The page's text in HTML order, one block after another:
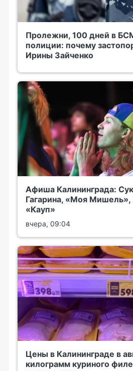
Пролежни, 100 дней в
полиции: почему
Ирины Зайченко
Афиша Калининграда:
Гагарина, «Моя Мишель»,
«Кауп»
вчера, 09:04
Цены в Калининграде в
килограмм куриного